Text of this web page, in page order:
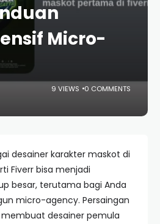
Micro-
9 VIEWS 0 COMMENTS
desainer karakter maskot di
Fiverr bisa menjadi
besar, terutama bagi Anda
micro-agency. Persaingan
desainer pemula